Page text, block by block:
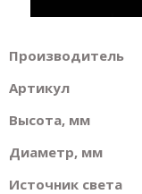
Производитель
Артикул
Высота, мм
Диаметр, мм
Источник света